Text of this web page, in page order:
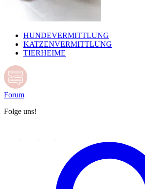
HUNDEVERMITTLUNG
KATZENVERMITTLUNG
TIERHEIME
Forum
Folge uns!